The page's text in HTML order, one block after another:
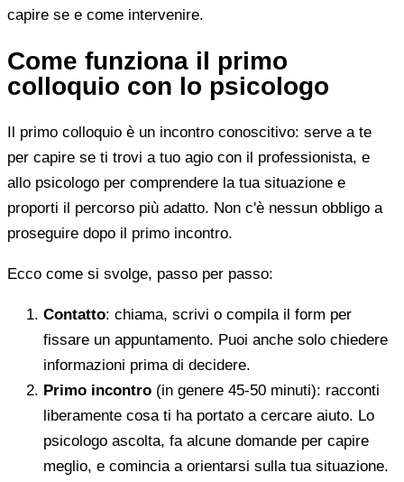
capire se e come intervenire.
Come funziona il primo
colloquio con lo psicologo
Il primo colloquio è un incontro conoscitivo: serve a te
per capire se ti trovi a tuo agio con il professionista, e
allo psicologo per comprendere la tua situazione e
proporti il percorso più adatto. Non c'è nessun obbligo a
proseguire dopo il primo incontro.
Ecco come si svolge, passo per passo:
Contatto: chiama, scrivi o compila il form per
fissare un appuntamento. Puoi anche solo chiedere
informazioni prima di decidere.
Primo incontro (in genere 45-50 minuti): racconti
liberamente cosa ti ha portato a cercare aiuto. Lo
psicologo ascolta, fa alcune domande per capire
meglio, e comincia a orientarsi sulla tua situazione.